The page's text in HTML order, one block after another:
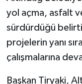
yol açma, asfalt ve
sürdürdüğü
projelerin yanı
çalışmalarına
Başkan Tiryaki,